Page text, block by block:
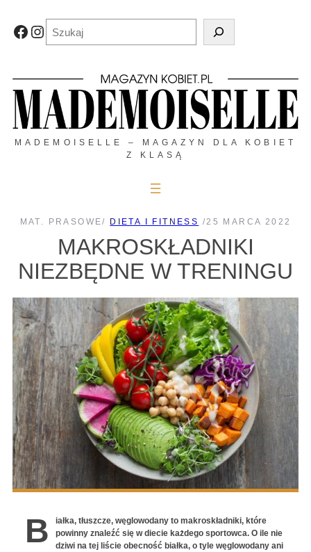
treściFacebook
Instagram
MADEMOISELLE – MAGAZYN DLA KOBIET
Z KLASĄ
MAT. PRASOWE/ DIETA I FITNESS /25 MARCA 2022
MAKROSKŁADNIKI
NIEZBĘDNE W TRENINGU
B
iałka, tłuszcze, węglowodany to makroskładniki, które
powinny znaleźć się w diecie każdego sportowca. O ile nie
dziwi na tej liście obecność białka, o tyle węglowodany ani